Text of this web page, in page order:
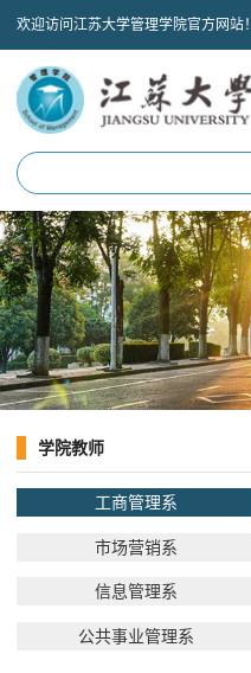
欢迎访问江苏大学管理学院官方网站！
学院教师
工商管理系
市场营销系
信息管理系
公共事业管理系